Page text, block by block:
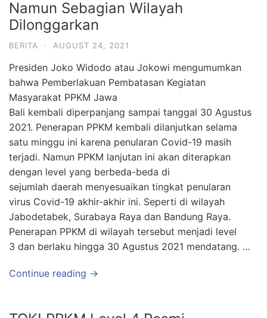
Namun Sebagian Wilayah
Dilonggarkan
BERITA · AUGUST 24, 2021
Presiden Joko Widodo atau Jokowi mengumumkan
bahwa Pemberlakuan Pembatasan Kegiatan
Masyarakat PPKM Jawa
Bali kembali diperpanjang sampai tanggal 30 Agustus
2021. Penerapan PPKM kembali dilanjutkan selama
satu minggu ini karena penularan Covid-19 masih
terjadi. Namun PPKM lanjutan ini akan diterapkan
dengan level yang berbeda-beda di
sejumlah daerah menyesuaikan tingkat penularan
virus Covid-19 akhir-akhir ini. Seperti di wilayah
Jabodetabek, Surabaya Raya dan Bandung Raya.
Penerapan PPKM di wilayah tersebut menjadi level
3 dan berlaku hingga 30 Agustus 2021 mendatang. …
Continue reading →